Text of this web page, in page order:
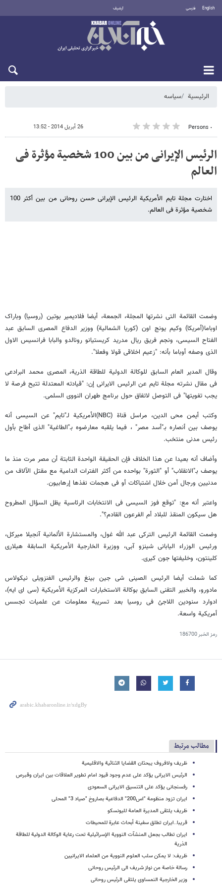
English فارسی أرشيف
الرئيسية سیاسه
٠ Persons 26 أبريل 2014 - 13:52
الرئیس الإیرانی من بین 100 شخصیة مؤثرة فی
العالم
اختارت مجلة تایم الأمریکیة الرئیس الإیرانی حسن روحانی من بین أکثر 100
شخصیة مؤثرة فی العالم.
وضمت القائمة التی نشرتها المجلة، الجمعة، أیضا فلادیمیر بوتین (روسیا) وباراک
اوباما(أمریکا) وکیم یونج اون (کوریا الشمالیة) ووزیر الدفاع المصری السابق عبد
الفتاح السیسی، ونجم فریق ریال مدرید کریستیانو رونالدو والبابا فرانسیس الاول
الذی وصفه أوباما بأنه: "زعیم اخلاقی قولا وفعلا".
وقال المدیر العام السابق للوکالة الدولیة للطاقة الذریة، المصری محمد البرادعی
فی مقال نشرته مجلة تایم عن الرئیس الایرانی إن: "قیادته المعتدلة تتیح فرصة لا
یجب تفویتها" فی التوصل لاتفاق حول برنامج طهران النووی السلمی.
وکتب أیمن محی الدین، مراسل قناة (NBC)الأمریکیة لـ"تایم" عن السیسی أنه
یوصف بین أنصاره بـ"أسد مصر" ، فیما یلقبه معارضوه بـ"الطاغیة" الذی أطاح بأول
رئیس مدنی منتخب.
وأضاف أنه بعیدا عن هذا الخلاف فإن الحقیقة الواحدة الثابتة أن مصر مرت منذ ما
یوصف بـ"الانقلاب" أو "الثورة" بواحده من أکثر الفترات الدامیة مع مقتل الآلاف من
مدنیین ورجال أمن خلال اشتباکات أو فی هجمات نفذها إرهابیون.
واعتبر أنه مع: "توقع فوز السیسی فی الانتخابات الرئاسیة یظل السؤال المطروح
هل سیکون المنقذ للبلاد أم الفرعون القادم؟".
وضمت القائمة الرئیس الترکی عبد الله غول، والمستشارة الألمانیة آنجیلا میرکل،
ورئیس الوزراء الیابانی شینزو آبی، ووزیرة الخارجیة الأمریکیة السابقة هیلاری
کلینتون، وخلیفتها جون کیری.
کما شملت أیضا الرئیس الصینی شی جین بینغ والرئیس الفنزویلی نیکولاس
مادورو، والخبیر التقنی السابق بوکالة الاستخبارات المرکزیة الأمریکیة (سی ای ایه)،
ادوارد سنودین اللاجئ فی روسیا بعد تسریبة معلومات عن علمیات تجسس
أمریکیة واسعة.
رمز الخبر186700
مطالب مرتبط
ظریف ولافروف یبحثان القضایا الثنائیة والاقلیمیة
الرئیس الایرانی یؤکد علی عدم وجود قیود امام تطویر العلاقات بین ایران وقبرص
رفسنجانی یؤکد على التنسیق الایرانی السعودی
ایران تزود منظومة "اس200" الدفاعیة بصاروخ "صیاد 3" المحلی
ظریف یلتقی المدیرة العامة للیونسکو
قریبا..ایران تطلق سفینة أبحاث عابرة للمحیطات
ایران تطالب بجعل المنشآت النوویة الإسرائیلیة تحت رعایة الوکالة الدولیة للطاقة
الذریة
ظریف: لا یمکن سلب العلوم النوویة من العلماء الایرانیین
رسالة خاصة من نواز شریف الی الرئیس روحانی
وزیر الخارجیة النمساوی یلتقی الرئیس روحانی